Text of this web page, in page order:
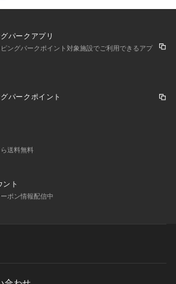
パークアプリ
ングパークポイント対象施設でご利用できるアプ
パークポイント
送料無料
ント
ポン情報配信中